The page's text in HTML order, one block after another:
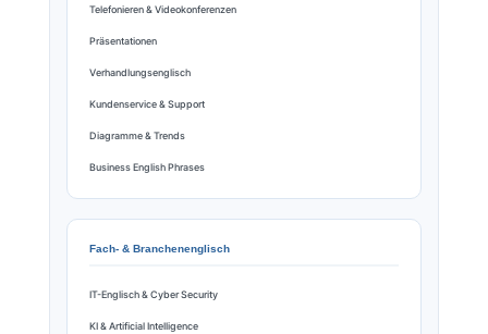
Telefonieren & Videokonferenzen
Präsentationen
Verhandlungsenglisch
Kundenservice & Support
Diagramme & Trends
Business English Phrases
Fach- & Branchenenglisch
IT-Englisch & Cyber Security
KI & Artificial Intelligence